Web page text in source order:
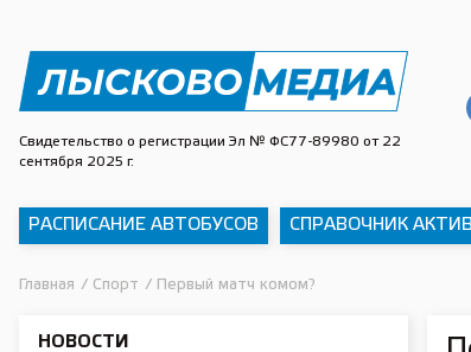
Свидетельство о регистрации Эл № ФС77-89980 от 22
сентября 2025 г.
РАСПИСАНИЕ АВТОБУСОВ СПРАВОЧНИК
Главная / Спорт / Первый матч комом?
НОВОСТИ